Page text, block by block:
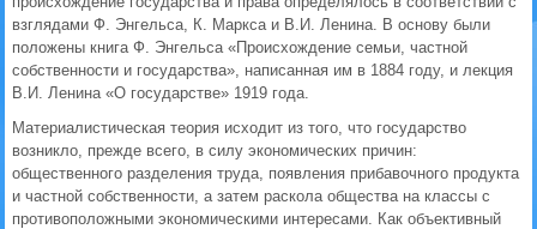
взглядами Ф. Энгельса, К. Маркса и В.И. Ленина. В основу были
положены книга Ф. Энгельса «Происхождение семьи, частной
собственности и государства», написанная им в 1884 году, и лекция
В.И. Ленина «О государстве» 1919 года.
Материалистическая теория исходит из того, что государство
возникло, прежде всего, в силу экономических причин:
общественного разделения труда, появления прибавочного продукта
и частной собственности, а затем раскола общества на классы с
противоположными экономическими интересами. Как объективный